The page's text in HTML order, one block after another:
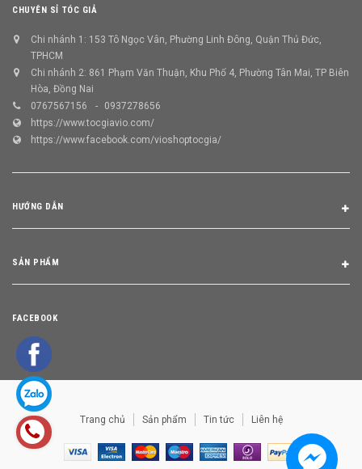
CHUYÊN SỈ TÓC GIẢ
Chi nhánh 1: 153 Tô Ngọc Vân, Phường Linh Đông, Quận Thủ Đức,
TPHCM
Chi nhánh 2: 861 Phạm Văn Thuận, Khu Phố 4, Phường Tân Mai, TP Biên
Hòa, Đồng Nai
0767567156
0937278656
https://www.tocgiavio.com/
https://www.facebook.com/vioshoptocgia/
HƯỚNG DẪN
SẢN PHẨM
FACEBOOK
Trang chủ Sản phẩm Tin tức Liên hệ